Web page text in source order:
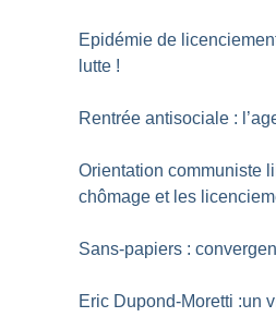
Epidémie de
lutte !
Rentrée antisociale :
Orientation communiste
chômage et les
Sans-papiers :
Eric Dupond-Moretti :un